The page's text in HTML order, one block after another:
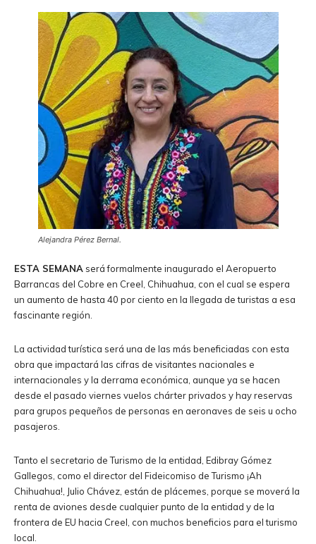
Alejandra Pérez Bernal.
ESTA SEMANA será formalmente inaugurado el Aeropuerto
Barrancas del Cobre en Creel, Chihuahua, con el cual se espera
un aumento de hasta 40 por ciento en la llegada de turistas a esa
fascinante región.
La actividad turística será una de las más beneficiadas con esta
obra que impactará las cifras de visitantes nacionales e
internacionales y la derrama económica, aunque ya se hacen
desde el pasado viernes vuelos chárter privados y hay reservas
para grupos pequeños de personas en aeronaves de seis u ocho
pasajeros.
Tanto el secretario de Turismo de la entidad, Edibray Gómez
Gallegos, como el director del Fideicomiso de Turismo ¡Ah
Chihuahua!, Julio Chávez, están de plácemes, porque se moverá la
renta de aviones desde cualquier punto de la entidad y de la
frontera de EU hacia Creel, con muchos beneficios para el turismo
local.